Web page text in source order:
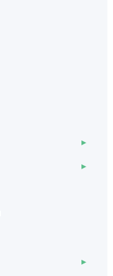
▸
▸
▸